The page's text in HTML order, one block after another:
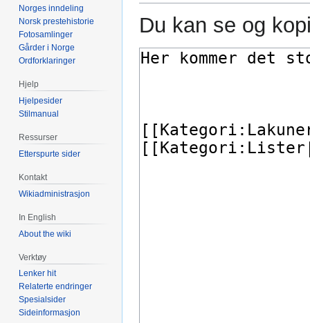
Du kan se og
Norges inndeling
Norsk prestehistorie
Fotosamlinger
Gårder i Norge
Ordforklaringer
Hjelp
Hjelpesider
Stilmanual
Ressurser
Etterspurte sider
Kontakt
Wikiadministrasjon
In English
About the wiki
Verktøy
Lenker hit
Relaterte endringer
Spesialsider
Sideinformasjon